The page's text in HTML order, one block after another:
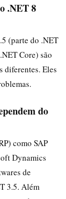
.NET 8
(parte do .NET
Core) são
diferentes. Eles
do
como SAP
Dynamics
de
3.5. Além